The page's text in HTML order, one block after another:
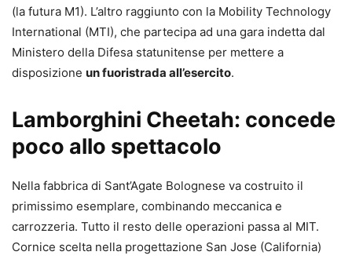
(la futura M1). L’altro raggiunto con la Mobility Technology
International (MTI), che partecipa ad una gara indetta dal
Ministero della Difesa statunitense per mettere a
disposizione un fuoristrada all’esercito.
Lamborghini Cheetah: concede
poco allo spettacolo
Nella fabbrica di Sant’Agate Bolognese va costruito il
primissimo esemplare, combinando meccanica e
carrozzeria. Tutto il resto delle operazioni passa al MIT.
Cornice scelta nella progettazione San Jose (California)